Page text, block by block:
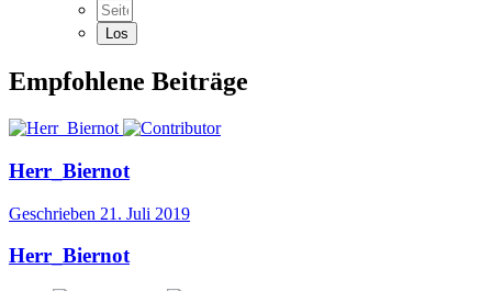
Empfohlene Beiträge
Herr_Biernot
Geschrieben 21. Juli 2019
Herr_Biernot